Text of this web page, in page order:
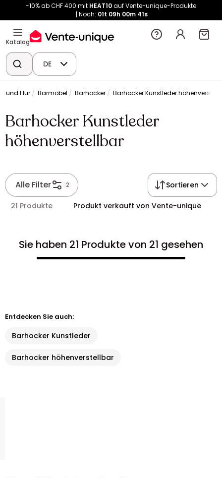
-10% ab CHF 400 mit HEAT10auf Vente-unique-Produkte
Noch: 01t 09h 00m 40s
Katalog
DE
und Flur Barmöbel Barhocker Barhocker Kunstleder
Barhocker Kunstleder
höhenverstellbar
Alle Filter 2 Sortieren
21 Produkte Produkt verkauft von Vente-unique
Sie haben 21 Produkte von 21 gesehen
Entdecken Sie auch:
Barhocker Kunstleder
Barhocker höhenverstellbar